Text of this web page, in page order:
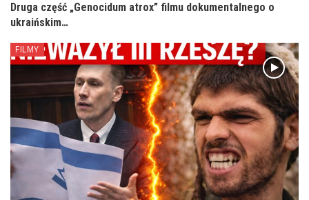
Druga część „Genocidum atrox” filmu dokumentalnego o
ukraińskim…
FILMY